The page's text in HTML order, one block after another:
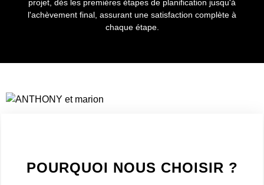
projet, dès les premières étapes de planification jusqu'à
l'achèvement final, assurant une satisfaction complète à
chaque étape.
POURQUOI NOUS CHOISIR ?